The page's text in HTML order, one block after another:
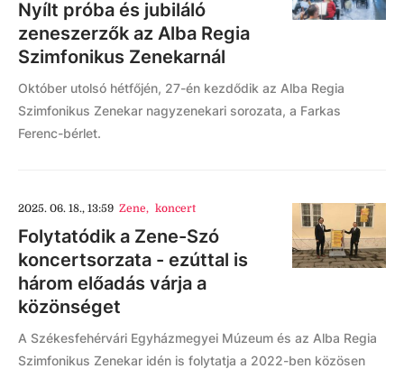
Nyílt próba és jubiláló
zeneszerzők az Alba Regia
Szimfonikus Zenekarnál
Október utolsó hétfőjén, 27-én kezdődik az Alba Regia
Szimfonikus Zenekar nagyzenekari sorozata, a Farkas
Ferenc-bérlet.
2025. 06. 18., 13:59 Zene, koncert
Folytatódik a Zene-Szó
koncertsorzata - ezúttal is
három előadás várja a
közönséget
A Székesfehérvári Egyházmegyei Múzeum és az Alba Regia
Szimfonikus Zenekar idén is folytatja a 2022-ben közösen